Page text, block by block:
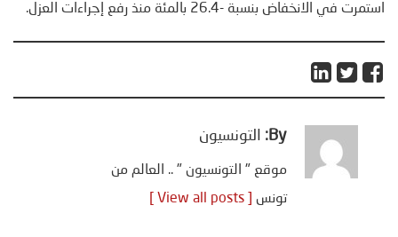
استمرت في الانخفاض بنسبة -26.4 بالمئة منذ رفع إجراءات العزل.
By: التونسيون
موقع " التونسيون " .. العالم من
تونس